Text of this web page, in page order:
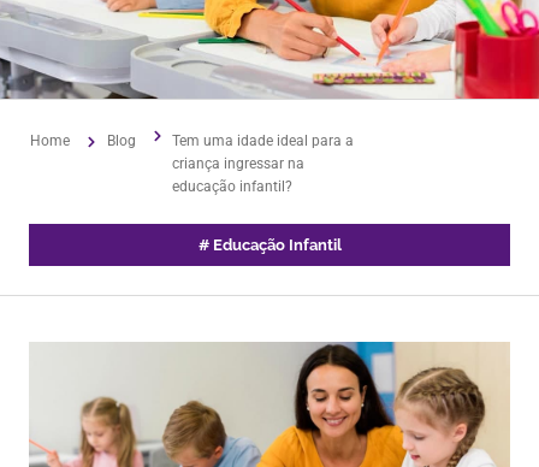
Home Blog
Tem uma idade ideal para a
criança ingressar na
educação infantil?
# Educação Infantil